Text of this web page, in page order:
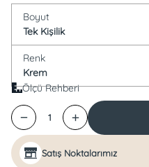
Boyut
Tek Kişilik
Renk
Krem
Ölçü Rehberi
1
Satış Noktalarımız